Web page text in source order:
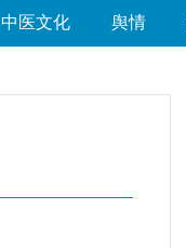
中医文化 舆情